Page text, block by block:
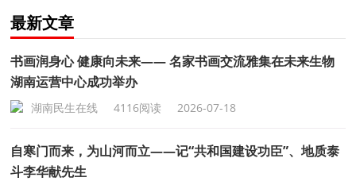
最新文章
书画润身心 健康向未来—— 名家书画交流雅集在未来生物
湖南运营中心成功举办
湖南民生在线 4116阅读 2026-07-18
自寒门而来，为山河而立——记“共和国建设功臣”、地质泰
斗李华献先生